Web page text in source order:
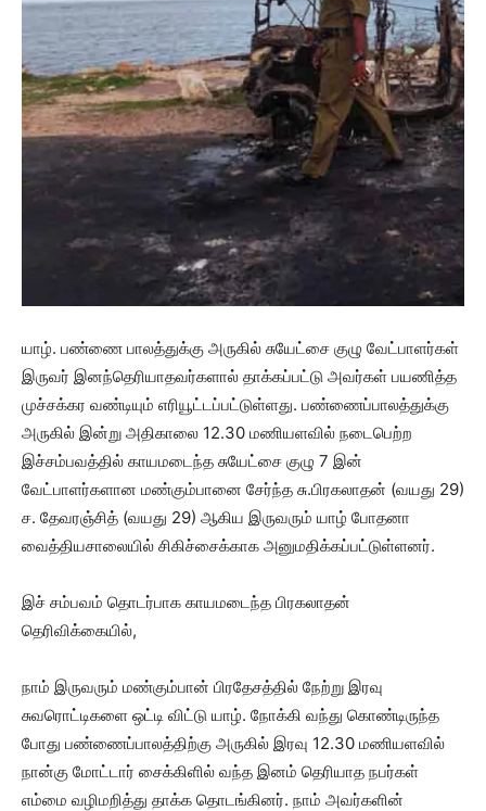
யாழ். பண்ணை பாலத்துக்கு அருகில் சுயேட்சை குழு வேட்பாளர்கள்
இருவர் இனந்தெரியாதவர்களால் தாக்கப்பட்டு அவர்கள் பயணித்த
முச்சக்கர வண்டியும் எரியூட்டப்பட்டுள்ளது. பண்ணைப்பாலத்துக்கு
அருகில் இன்று அதிகாலை 12.30 மணியளவில் நடைபெற்ற
இச்சம்பவத்தில் காயமடைந்த சுயேட்சை குழு 7 இன்
வேட்பாளர்களான மண்கும்பானை சேர்ந்த சு.பிரகலாதன் (வயது 29)
ச. தேவரஞ்சித் (வயது 29) ஆகிய இருவரும் யாழ் போதனா
வைத்தியசாலையில் சிகிச்சைக்காக அனுமதிக்கப்பட்டுள்ளனர்.
இச் சம்பவம் தொடர்பாக காயமடைந்த பிரகலாதன்
தெரிவிக்கையில்,
நாம் இருவரும் மண்கும்பான் பிரதேசத்தில் நேற்று இரவு
சுவரொட்டிகளை ஒட்டி விட்டு யாழ். நோக்கி வந்து கொண்டிருந்த
போது பண்ணைப்பாலத்திற்கு அருகில் இரவு 12.30 மணியளவில்
நான்கு மோட்டார் சைக்கிளில் வந்த இனம் தெரியாத நபர்கள்
எம்மை வழிமறித்து தாக்க தொடங்கினர். நாம் அவர்களின்